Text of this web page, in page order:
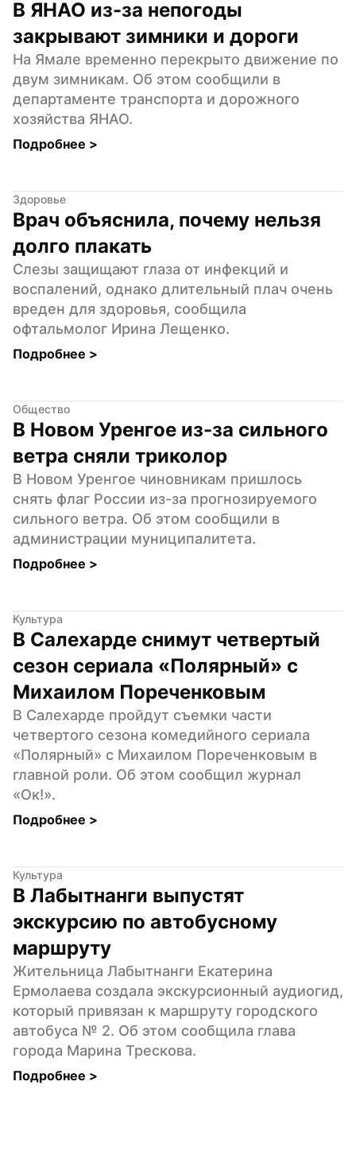
В ЯНАО из-за непогоды
закрывают зимники и дороги
На Ямале временно перекрыто движение по
двум зимникам. Об этом сообщили в
департаменте транспорта и дорожного
хозяйства ЯНАО.
Подробнее >
Здоровье
Врач объяснила, почему нельзя
долго плакать
Слезы защищают глаза от инфекций и
воспалений, однако длительный плач очень
вреден для здоровья, сообщила
офтальмолог Ирина Лещенко.
Подробнее >
Общество
В Новом Уренгое из-за сильного
ветра сняли триколор
В Новом Уренгое чиновникам пришлось
снять флаг России из-за прогнозируемого
сильного ветра. Об этом сообщили в
администрации муниципалитета.
Подробнее >
Культура
В Салехарде снимут четвертый
сезон сериала «Полярный» с
Михаилом Пореченковым
В Салехарде пройдут съемки части
четвертого сезона комедийного сериала
«Полярный» с Михаилом Пореченковым в
главной роли. Об этом сообщил журнал
«Ок!».
Подробнее >
Культура
В Лабытнанги выпустят
экскурсию по автобусному
маршруту
Жительница Лабытнанги Екатерина
Ермолаева создала экскурсионный аудиогид,
который привязан к маршруту городского
автобуса № 2. Об этом сообщила глава
города Марина Трескова.
Подробнее >